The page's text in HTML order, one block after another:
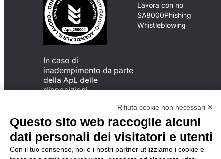
In caso di
inadempimento da parte
della ApL delle
disposizioni
possibile presentare un
reclamo
all’Organismo di
Monitoraggio utilizzando
una delle modalità
Lavora con noi
SA8000Phishing
Whistleblowing
Rifiuta cookie non necessari ✕
Questo sito web raccoglie alcuni
dati personali dei visitatori e utenti
Con il tuo consenso, noi e i nostri partner utilizziamo i cookie e